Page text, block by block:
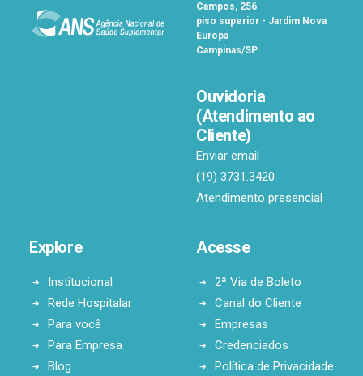
Campos, 256
piso superior - Jardim Nova
Europa
Campinas/SP
Ouvidoria
(Atendimento ao
Cliente)
Enviar email
(19) 3731.3420
Atendimento presencial
Explore
Institucional
Rede Hospitalar
Para você
Para Empresa
Blog
Acesse
2ª Via de Boleto
Canal do Cliente
Empresas
Credenciados
Política de Privacidade